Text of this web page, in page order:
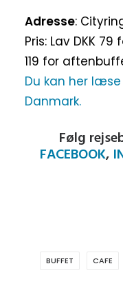
Adresse:
Pris: Lav DKK
119 for
Du kan her
Danmark.
Følg
FACEBOOK,
BUFFET CAFE